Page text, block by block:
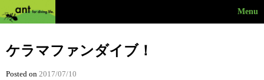
Menu
ケラマファンダイブ！
Posted on 2017/07/10